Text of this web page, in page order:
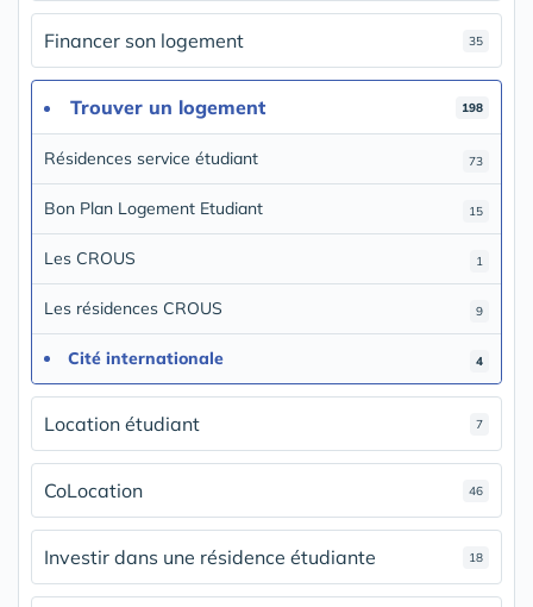
Financer son logement 35
Trouver un logement 198
Résidences service étudiant 73
Bon Plan Logement Etudiant 15
Les CROUS 1
Les résidences CROUS 9
Cité internationale 4
Location étudiant 7
CoLocation 46
Investir dans une résidence étudiante 18